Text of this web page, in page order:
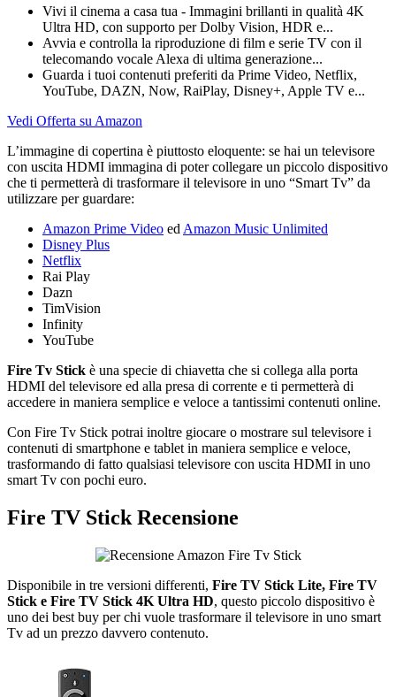
Vivi il cinema a casa tua - Immagini brillanti in qualità 4K
Ultra HD, con supporto per Dolby Vision, HDR e...
Avvia e controlla la riproduzione di film e serie TV con il
telecomando vocale Alexa di ultima generazione...
Guarda i tuoi contenuti preferiti da Prime Video, Netflix,
YouTube, DAZN, Now, RaiPlay, Disney+, Apple TV e...
Vedi Offerta su Amazon
L’immagine di copertina è piuttosto eloquente: se hai un televisore
con uscita HDMI immagina di poter collegare un piccolo dispositivo
che ti permetterà di trasformare il televisore in uno “Smart Tv” da
utilizzare per guardare:
Amazon Prime Video ed Amazon Music Unlimited
Disney Plus
Netflix
Rai Play
Dazn
TimVision
Infinity
YouTube
Fire Tv Stick è una specie di chiavetta che si collega alla porta
HDMI del televisore ed alla presa di corrente e ti permetterà di
accedere in maniera semplice e veloce a tantissimi contenuti online.
Con Fire Tv Stick potrai inoltre giocare o mostrare sul televisore i
contenuti di smartphone e tablet in maniera semplice e veloce,
trasformando di fatto qualsiasi televisore con uscita HDMI in uno
smart Tv con pochi euro.
Fire TV Stick Recensione
Disponibile in tre versioni differenti, Fire TV Stick Lite, Fire TV
Stick e Fire TV Stick 4K Ultra HD, questo piccolo dispositivo è
uno dei best buy per chi vuole trasformare il televisore in uno smart
Tv ad un prezzo davvero contenuto.